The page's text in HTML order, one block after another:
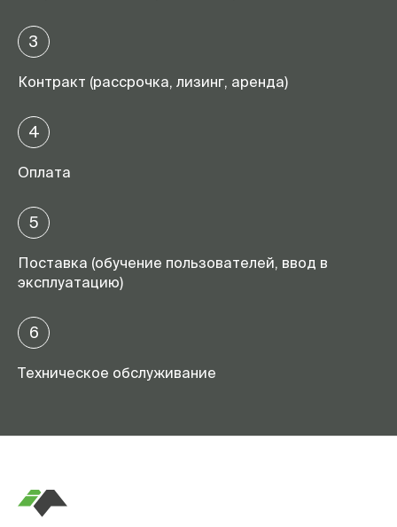
3
Контракт (рассрочка, лизинг, аренда)
4
Оплата
5
Поставка (обучение пользователей, ввод в
эксплуатацию)
6
Техническое обслуживание